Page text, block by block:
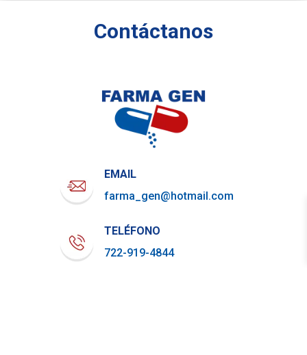
Contáctanos
EMAIL
farma_gen@hotmail.com
TELÉFONO
722-919-4844